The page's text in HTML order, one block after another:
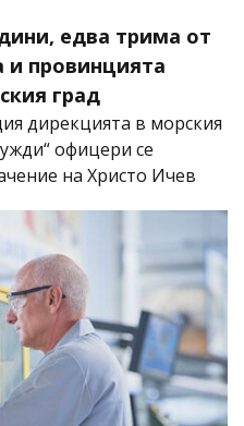
едва трима от
и провинцията
град
дирекцията в морския
офицери се
на Христо Ичев